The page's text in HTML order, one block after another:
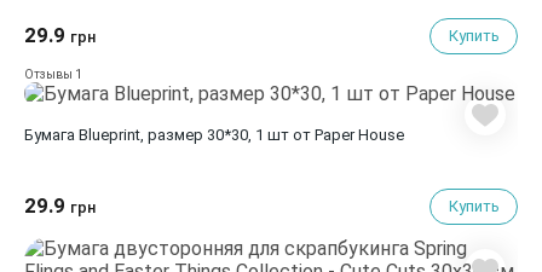
29.9 грн Купить
Отзывы 1
Бумага Blueprint, размер 30*30, 1 шт от Paper House
29.9 грн Купить